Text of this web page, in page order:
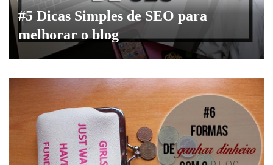
#5 Dicas Simples de SEO para
melhorar o blog